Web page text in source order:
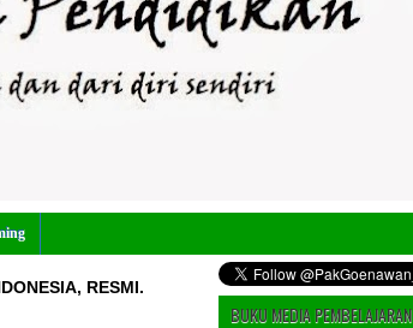
RESMI.
BUKU MEDIA PEMBELAJARAN